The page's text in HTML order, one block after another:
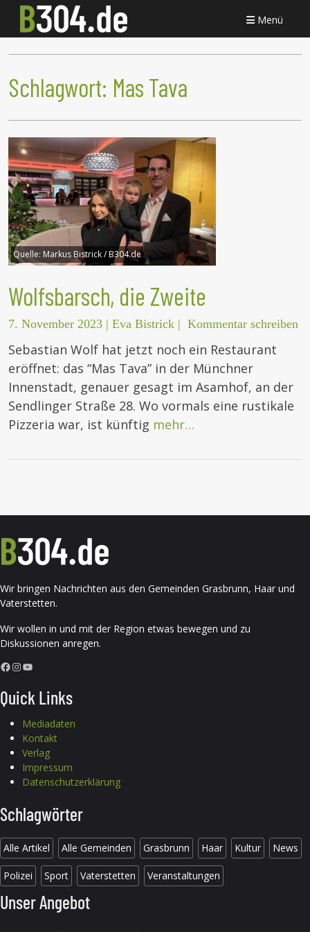
Menü
Schlagwort: Mas Tava
Quelle: Markus Bistrick / B304.de
Wolfsbarsch, die Zweite
7. November 2023 | Eva Bistrick | Kommentar schreiben
Sebastian Wolf hat jetzt noch ein Restaurant
eröffnet: das “Mas Tava” in der Münchner
Innenstadt, genauer gesagt im Asamhof, an der
Sendlinger Straße 28. Wo vormals eine rustikale
Pizzeria war, ist künftig mehr…
Wir bringen Nachrichten aus den Gemeinden Grasbrunn, Haar und
Vaterstetten.
Wir wollen in und mit der Region etwas bewegen und zu
Diskussionen anregen.
Facebook InstagramYouTube
Quick Links
Mediadaten
Kontakt
Verlag
Impressum
Datenschutzerklärung
Schlagwörter
Alle Artikel Alle Gemeinden Grasbrunn Haar Kultur News
Polizei Sport Vaterstetten Veranstaltungen
Unser Angebot